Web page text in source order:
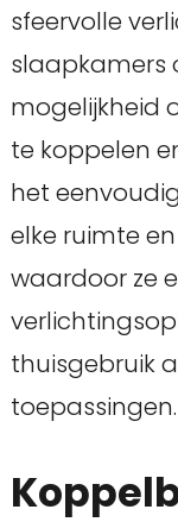
sfeervolle
slaapkamers
mogelijkheid
te koppelen
het
elke ruimte
waardoor ze
thuisgebruik
toepassingen.